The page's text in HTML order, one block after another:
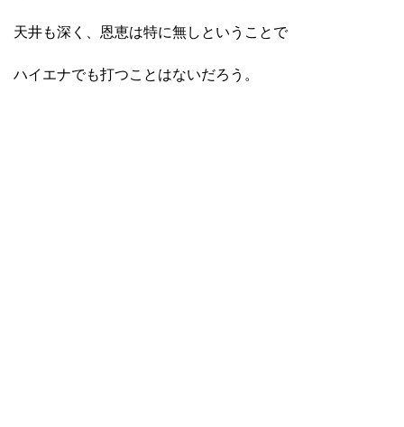
天井も深く、恩恵は特に無しということで
ハイエナでも打つことはないだろう。